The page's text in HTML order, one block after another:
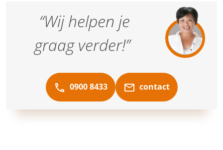
“Wij helpen je
graag verder!”
0900 8433 contact